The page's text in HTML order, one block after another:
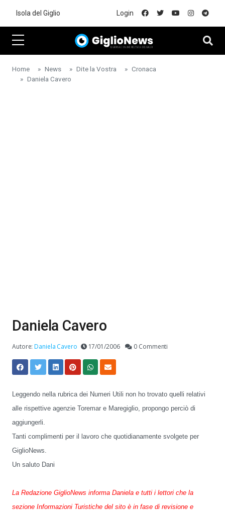
Isola del Giglio Login
Home News Dite la Vostra
Cronaca
Daniela Cavero
Daniela Cavero
Autore:Daniela Cavero 17/01/2006 0 Commenti
Leggendo nella rubrica dei Numeri Utili non ho trovato quelli relativi
alle rispettive agenzie Toremar e Maregiglio, propongo perciò di
aggiungerli.
Tanti complimenti per il lavoro che quotidianamente svolgete per
GiglioNews.
Un saluto Dani
La Redazione GiglioNews informa Daniela e tutti i lettori che la
sezione Informazioni Turistiche del sito è in fase di revisione e